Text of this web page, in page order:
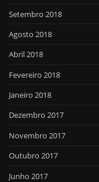
Setembro 2018
Agosto 2018
Abril 2018
Fevereiro 2018
Janeiro 2018
Dezembro 2017
Novembro 2017
Outubro 2017
Junho 2017